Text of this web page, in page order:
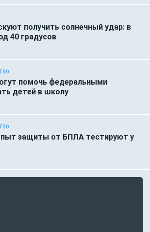
получить солнечный удар: в
40 градусов
помочь федеральными
детей в школу
защиты от БПЛА тестируют у